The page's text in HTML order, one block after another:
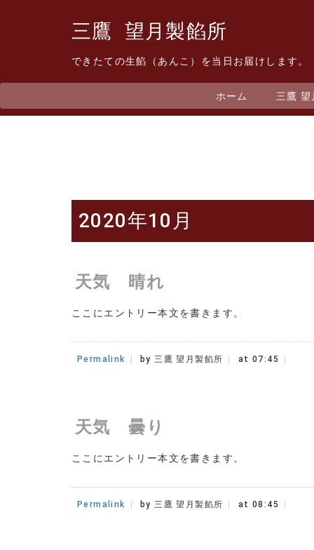
三鷹 望月製餡所
できたての生餡（あんこ）を当日お届けします。
ホーム 三鷹 望
2020年10月
天気 晴れ
ここにエントリー本文を書きます。
Permalink by 三鷹 望月製餡所 at 07:45
天気 曇り
ここにエントリー本文を書きます。
Permalink by 三鷹 望月製餡所 at 08:45